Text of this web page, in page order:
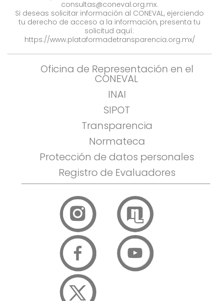
consultas@coneval.org.mx.
Si deseas solicitar información al CONEVAL, ejerciendo
tu derecho de acceso a la información, presenta tu
solicitud aquí:
https://www.plataformadetransparencia.org.mx/
Oficina de Representación en el
CONEVAL
INAI
SIPOT
Transparencia
Normateca
Protección de datos personales
Registro de Evaluadores